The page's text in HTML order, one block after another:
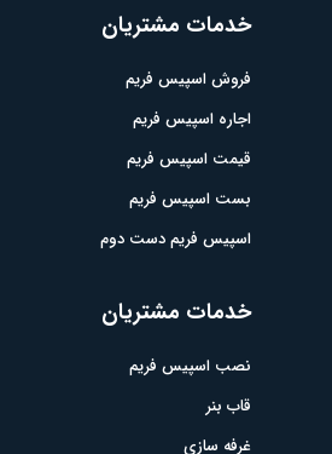
خدمات مشتریان
فروش اسپیس فریم
اجاره اسپیس فریم
قیمت اسپیس فریم
بست اسپیس فریم
اسپیس فریم دست دوم
خدمات مشتریان
نصب اسپیس فریم
قاب بنر
غرفه سازی